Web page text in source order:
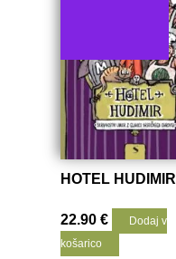
HOTEL HUDIMIR
22.90€
Dodaj v
košarico